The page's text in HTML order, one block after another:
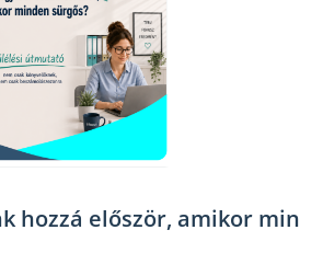
hozzá először, amikor min